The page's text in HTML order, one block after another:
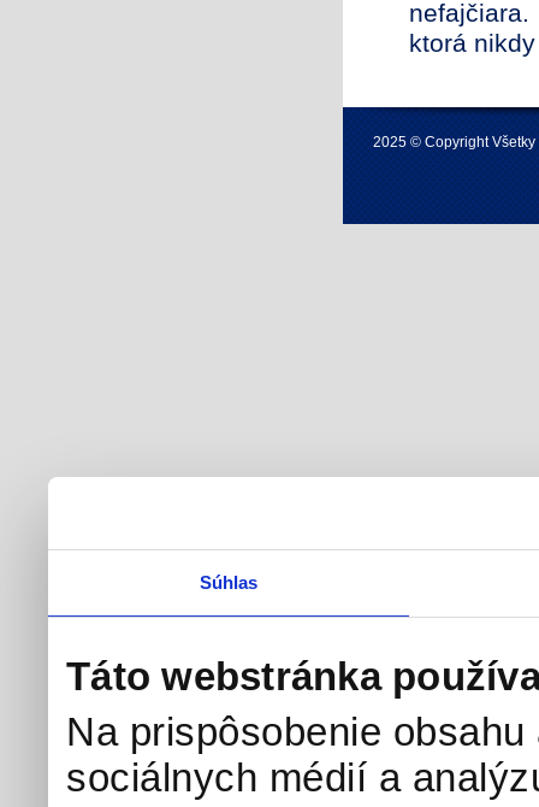
Súhlas
Táto webstránka
Na prispôsobenie
sociálnych médií a
ktorá
2025 © Copyright